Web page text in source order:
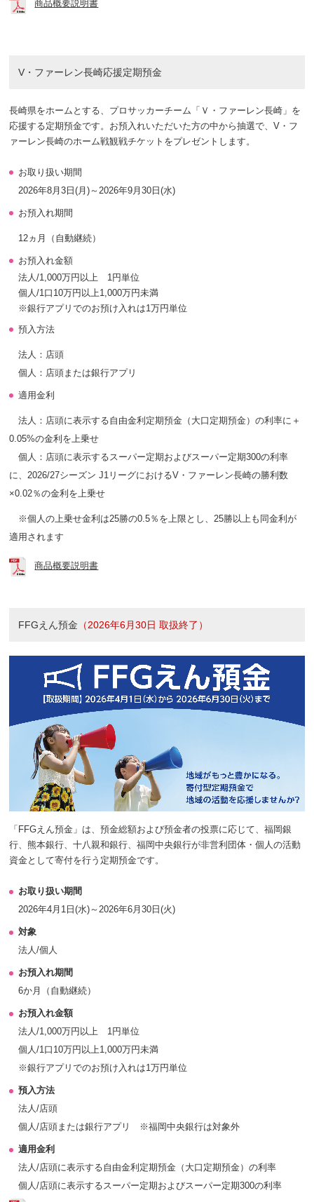
商品概要説明書
V・ファーレン長崎応援定期預金
長崎県をホームとする、プロサッカーチーム「Ｖ・ファーレン長崎」を
応援する定期預金です。お預入れいただいた方の中から抽選で、V・フ
ァーレン長崎のホーム戦観戦チケットをプレゼントします。
お取り扱い期間
2026年8月3日(月)～2026年9月30日(水)
お預入れ期間
12ヵ月（自動継続）
お預入れ金額
法人/1,000万円以上 1円単位
個人/1口10万円以上1,000万円未満
※銀行アプリでのお預け入れは1万円単位
預入方法
法人：店頭
個人：店頭または銀行アプリ
適用金利
法人：店頭に表示する自由金利定期預金（大口定期預金）の利率に＋
0.05%の金利を上乗せ
個人：店頭に表示するスーパー定期およびスーパー定期300の利率
に、2026/27シーズン J1リーグにおけるV・ファーレン長崎の勝利数
×0.02％の金利を上乗せ
※個人の上乗せ金利は25勝の0.5％を上限とし、25勝以上も同金利が
適用されます
商品概要説明書
FFGえん預金 （2026年6月30日 取扱終了）
「FFGえん預金」は、預金総額および預金者の投票に応じて、福岡銀
行、熊本銀行、十八親和銀行、福岡中央銀行が非営利団体・個人の活動
資金として寄付を行う定期預金です。
お取り扱い期間
2026年4月1日(水)～2026年6月30日(火)
対象
法人/個人
お預入れ期間
6か月（自動継続）
お預入れ金額
法人/1,000万円以上 1円単位
個人/1口10万円以上1,000万円未満
※銀行アプリでのお預け入れは1万円単位
預入方法
法人/店頭
個人/店頭または銀行アプリ ※福岡中央銀行は対象外
適用金利
法人/店頭に表示する自由金利定期預金（大口定期預金）の利率
個人/店頭に表示するスーパー定期およびスーパー定期300の利率